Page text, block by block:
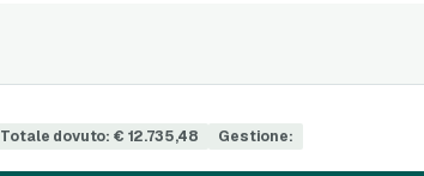
Totale dovuto: € 12.735,48
Gestione: